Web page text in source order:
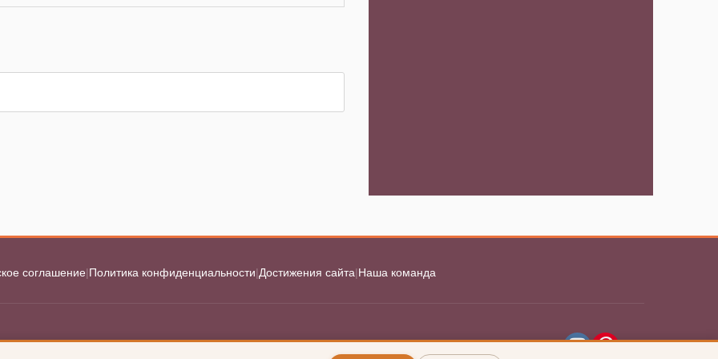
запаха с пластика
соглашение|Политика конфиденциальности|Достижения сайта|Наша команда